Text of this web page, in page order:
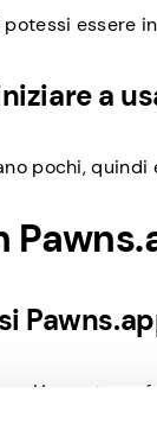
essere
a
pochi,
Ho avuto un